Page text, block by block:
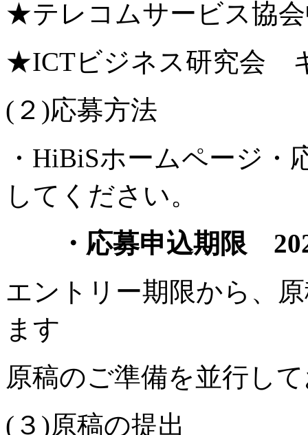
★テレコムサービス協
★ICTビジネス研究
(２)応募方法
・HiBiSホームページ
してください。
・応募申込期限
エントリー期限から、
ます
原稿のご準備を並行し
(３)原稿の提出